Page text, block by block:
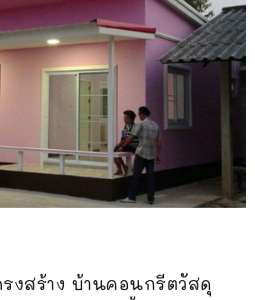
รงสร้าง บ้านคอนกรีตวัสดุ